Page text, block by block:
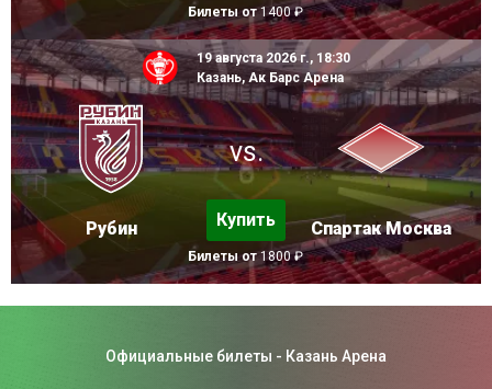
Билеты от1400 ₽
19 августа 2026 г., 18:30
Казань, Ак Барс Арена
Рубин
vs.
Купить
Билеты от1800 ₽
Спартак Москва
Официальные билеты - Казань Арена